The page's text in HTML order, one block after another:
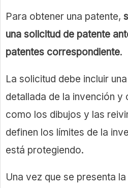
Para obtener una patente,
una solicitud de patente
patentes correspondiente.
La solicitud debe incluir
detallada de la invención y
como los dibujos y las
definen los límites de la
está protegiendo.
Una vez que se presenta